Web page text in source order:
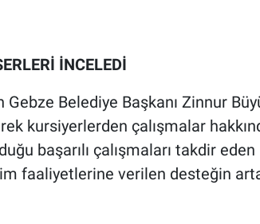
İNCELEDİ
Gebze Belediye Başkanı Zinnur
kursiyerlerden çalışmalar
başarılı çalışmaları takdir eden
faaliyetlerine verilen desteğin